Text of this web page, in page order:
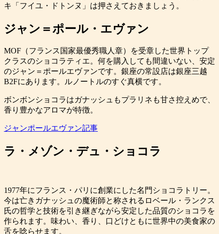
キ「フイユ・ドトンヌ」は押さえておきましょう。
ジャン＝ポール・エヴァン
MOF（フランス国家最優秀職人章）を受章した世界トップ
クラスのショコラティエ。何を購入しても間違いない、安定
のジャン＝ポールエヴァンです。銀座の常設店は銀座三越
B2Fにあります。ルノートルのすぐ真横です。
ボンボンショコラはガナッシュもプラリネも甘さ控えめで、
香り豊かなアロマが特徴。
ジャンポールエヴァン記事
ラ・メゾン・デュ・ショコラ
1977年にフランス・パリに創業にした名門ショコラトリー。
今は亡きガナッシュの魔術師と称されるロベール・ランクス
氏の哲学と技術を引き継ぎながら安定した品質のショコラを
作られます。味わい、香り、口どけともに世界中の美食家の
舌を唸らせます。